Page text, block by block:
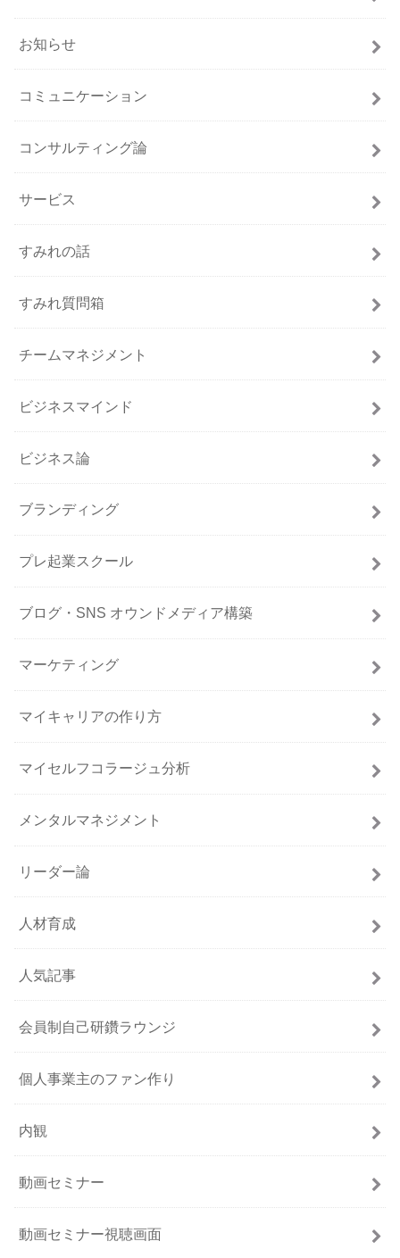
お知らせ
コミュニケーション
コンサルティング論
サービス
すみれの話
すみれ質問箱
チームマネジメント
ビジネスマインド
ビジネス論
ブランディング
プレ起業スクール
ブログ・SNS オウンドメディア構築
マーケティング
マイキャリアの作り方
マイセルフコラージュ分析
メンタルマネジメント
リーダー論
人材育成
人気記事
会員制自己研鑽ラウンジ
個人事業主のファン作り
内観
動画セミナー
動画セミナー視聴画面